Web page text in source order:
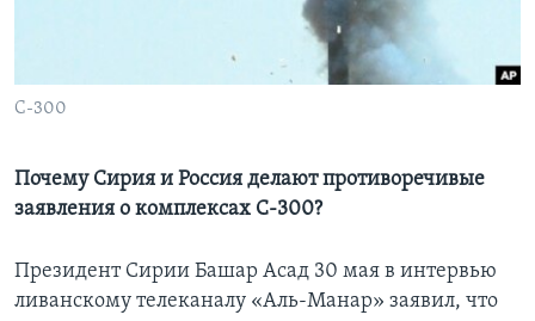
СОЦИАЛЬНЫЕ СЕТИ
Языки
C-300
Почему Сирия и Россия делают противоречивые
заявления о комплексах С-300?
Президент Сирии Башар Асад 30 мая в интервью
ливанскому телеканалу «Аль-Манар» заявил, что